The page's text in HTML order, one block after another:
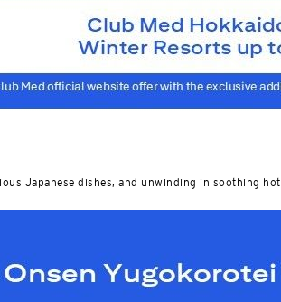
Japanese dishes, and unwinding in soothing